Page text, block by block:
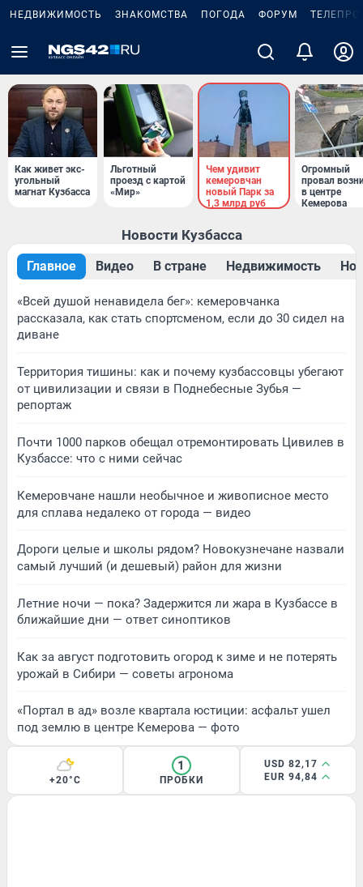
НЕДВИЖИМОСТЬ ЗНАКОМСТВА ПОГОДА ФОРУМ
Как живет экс-
угольный
магнат Кузбасса
Льготный
проезд с картой
«Мир»
Чем удивит
кемеровчан
новый Парк за
1,3 млрд руб
Огромный
провал
в центре
Кемерова
Новости Кузбасса
Главное Видео В стране Недвижимость
«Всей душой ненавидела бег»: кемеровчанка
рассказала, как стать спортсменом, если до 30 сидел на
диване
Территория тишины: как и почему кузбассовцы убегают
от цивилизации и связи в Поднебесные Зубья —
репортаж
Почти 1000 парков обещал отремонтировать Цивилев в
Кузбассе: что с ними сейчас
Кемеровчане нашли необычное и живописное место
для сплава недалеко от города — видео
Дороги целые и школы рядом? Новокузнечане назвали
самый лучший (и дешевый) район для жизни
Летние ночи — пока? Задержится ли жара в Кузбассе в
ближайшие дни — ответ синоптиков
Как за август подготовить огород к зиме и не потерять
урожай в Сибири — советы агронома
«Портал в ад» возле квартала юстиции: асфальт ушел
под землю в центре Кемерова — фото
+20°C
1
ПРОБКИ
USD 82,17
EUR 94,84